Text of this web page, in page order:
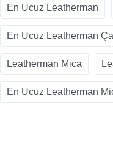
En Ucuz Leatherman
En Ucuz Leatherman
Leatherman Mica
En Ucuz Leatherman